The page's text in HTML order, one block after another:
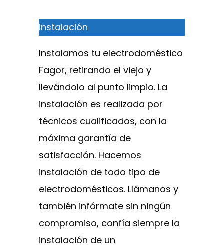
Instalación
Instalamos tu electrodoméstico
Fagor, retirando el viejo y
llevándolo al punto limpio. La
instalación es realizada por
técnicos cualificados, con la
máxima garantía de
satisfacción. Hacemos
instalación de todo tipo de
electrodomésticos. Llámanos y
también infórmate sin ningún
compromiso, confía siempre la
instalación de un